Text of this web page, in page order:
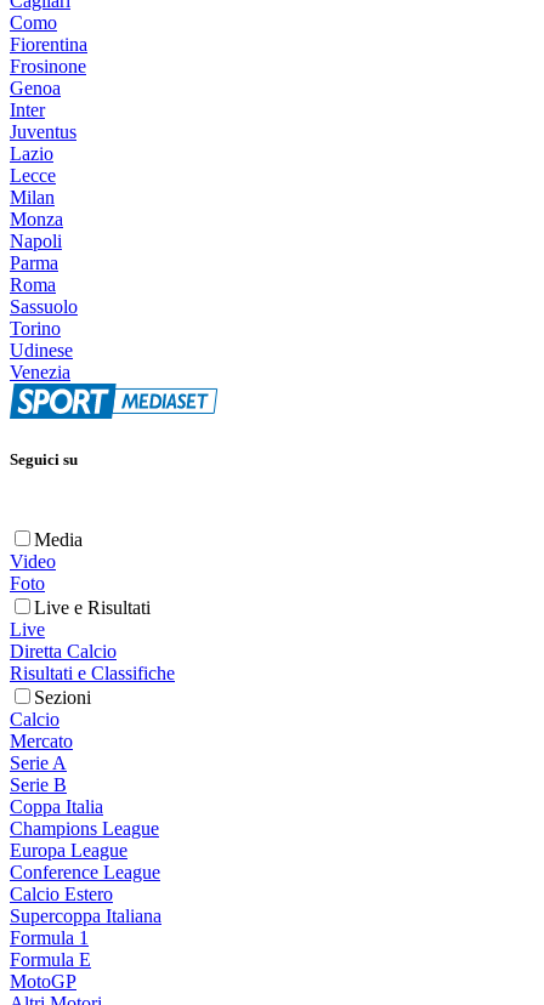
Como
Fiorentina
Frosinone
Genoa
Inter
Juventus
Lazio
Lecce
Milan
Monza
Napoli
Parma
Roma
Sassuolo
Torino
Udinese
Venezia
Seguici su
Media
Video
Foto
Live e Risultati
Live
Diretta Calcio
Risultati e Classifiche
Sezioni
Calcio
Mercato
Serie A
Serie B
Coppa Italia
Champions League
Europa League
Conference League
Calcio Estero
Supercoppa Italiana
Formula 1
Formula E
MotoGP